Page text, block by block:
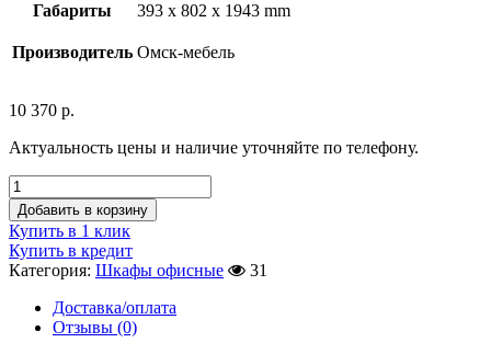
Габариты
393 x 802 x 1943 mm
Производитель Омск-мебель
10 370 р.
Актуальность цены и наличие уточняйте по телефону.
Добавить в корзину
Купить в 1 клик
Купить в кредит
Категория: Шкафы офисные
31
Доставка/оплата
Отзывы (0)